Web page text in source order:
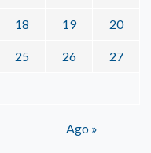
18 19 20
25 26 27
Ago »